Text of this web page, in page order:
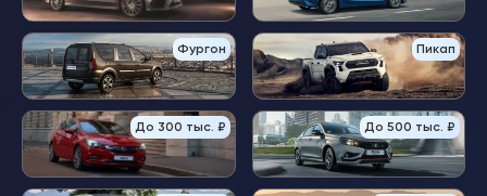
Фургон Пикап
До 300 тыс. ₽ До 500 тыс. ₽